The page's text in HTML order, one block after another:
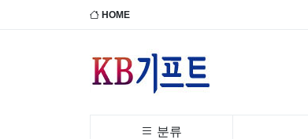
HOME
분류